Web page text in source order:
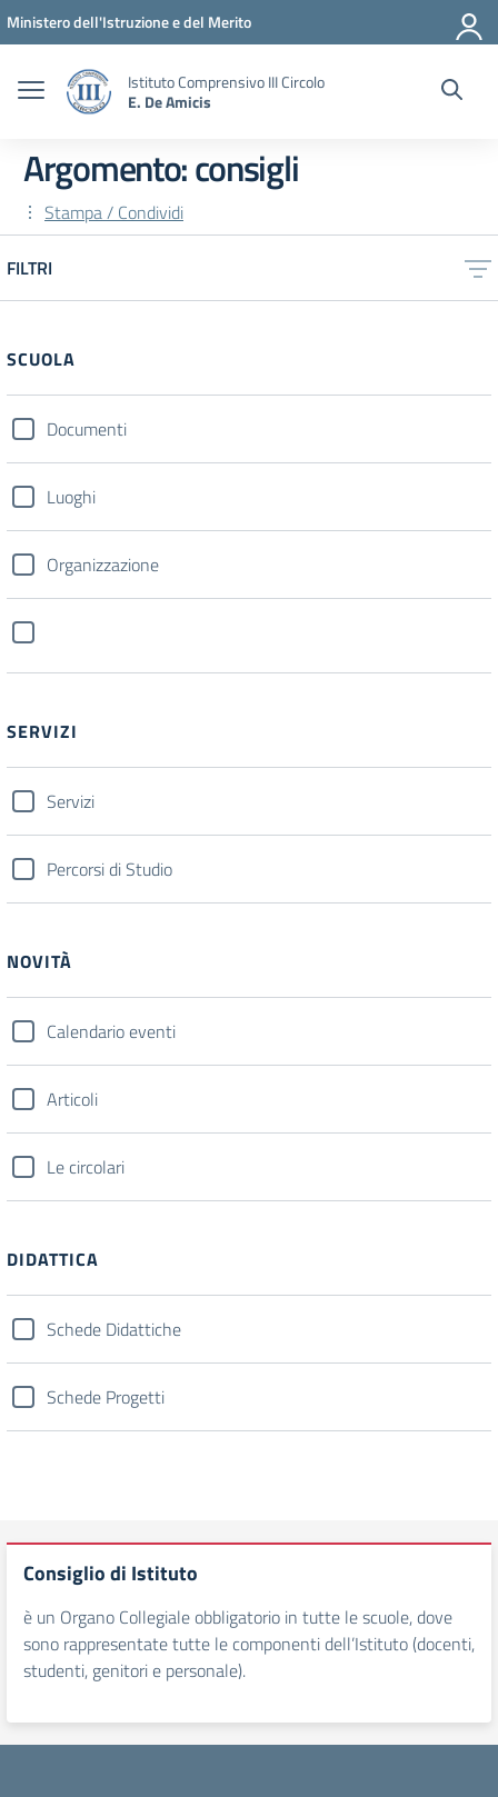
Vai ai contenuti
Vai al menu di navigazione
Vai al footer
Ministero dell'Istruzione e del Merito
Istituto Comprensivo III Circolo
E. De Amicis
Argomento: consigli
Stampa / Condividi
FILTRI
SCUOLA
Documenti
Luoghi
Organizzazione
SERVIZI
Servizi
Percorsi di Studio
NOVITÀ
Calendario eventi
Articoli
Le circolari
DIDATTICA
Schede Didattiche
Schede Progetti
Consiglio di Istituto
è un Organo Collegiale obbligatorio in tutte le scuole, dove
sono rappresentate tutte le componenti dell’Istituto (docenti,
studenti, genitori e personale).